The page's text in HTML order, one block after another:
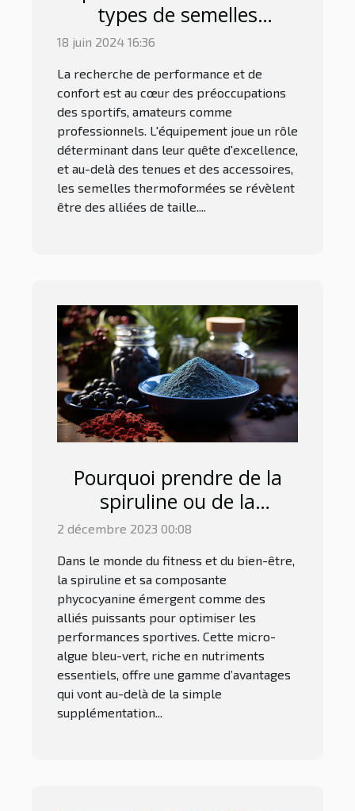
types de semelles
thermoformées et leurs
aux besoins des sportifs
18 juin 2024 16:36
La recherche de performance et de
confort est au cœur des préoccupations
des sportifs, amateurs comme
professionnels. L'équipement joue un rôle
déterminant dans leur quête d'excellence,
et au-delà des tenues et des accessoires,
les semelles thermoformées se révèlent
être des alliées de taille....
Pourquoi prendre de la
spiruline ou de la
phycocyanine pour le
sport ?
2 décembre 2023 00:08
Dans le monde du fitness et du bien-être,
la spiruline et sa composante
phycocyanine émergent comme des
alliés puissants pour optimiser les
performances sportives. Cette micro-
algue bleu-vert, riche en nutriments
essentiels, offre une gamme d’avantages
qui vont au-delà de la simple
supplémentation...